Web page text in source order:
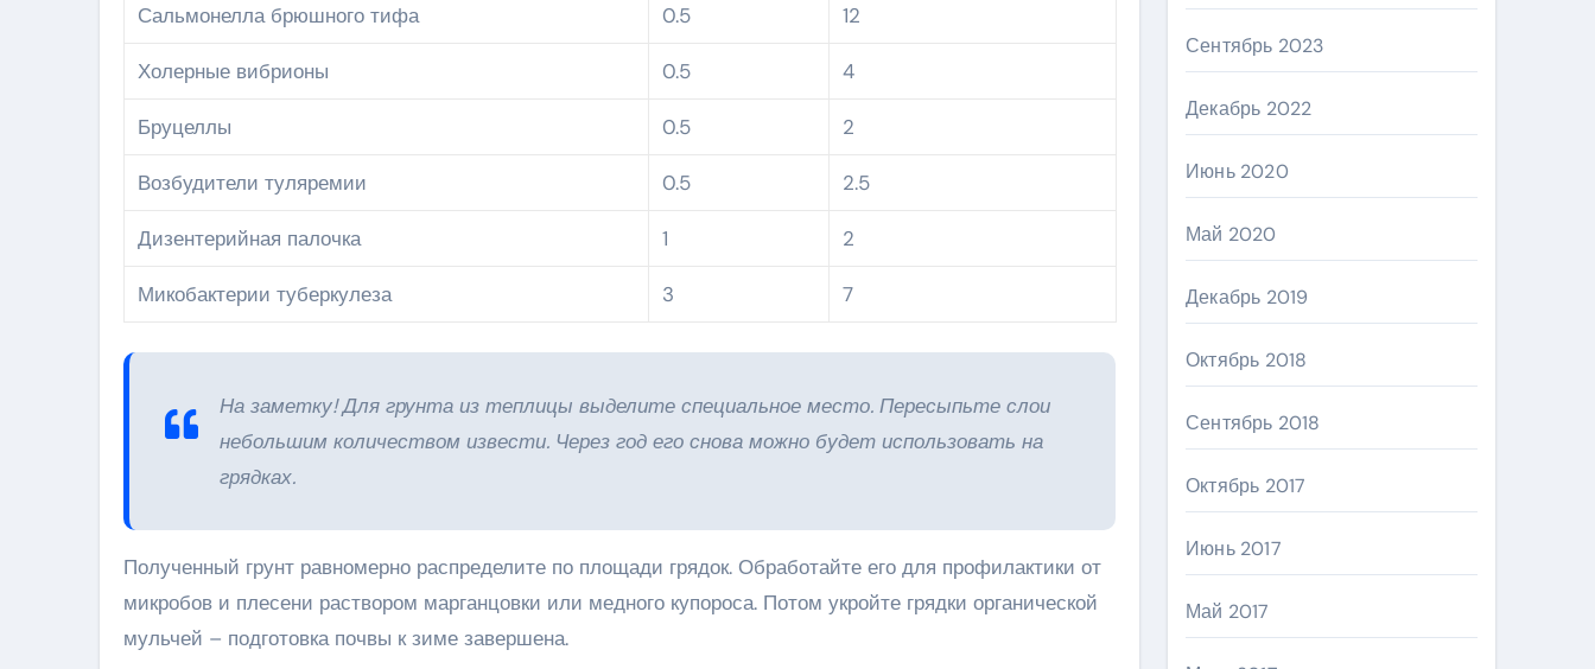
Сальмонелла брюшного тифа 0.5 12
Холерные вибрионы 0.5 4
Бруцеллы 0.5 2
Возбудители туляремии 0.5 2.5
Дизентерийная палочка 1 2
Микобактерии туберкулеза 3 7
На заметку! Для грунта из теплицы выделите специальное место. Пересыпьте слои
небольшим количеством извести. Через год его снова можно будет использовать на
грядках.
Полученный грунт равномерно распределите по площади грядок. Обработайте его для профилактики от
микробов и плесени раствором марганцовки или медного купороса. Потом укройте грядки органической
мульчей – подготовка почвы к зиме завершена.
Сентябрь 2023
Декабрь 2022
Июнь 2020
Май 2020
Декабрь 2019
Октябрь 2018
Сентябрь 2018
Октябрь 2017
Июнь 2017
Май 2017